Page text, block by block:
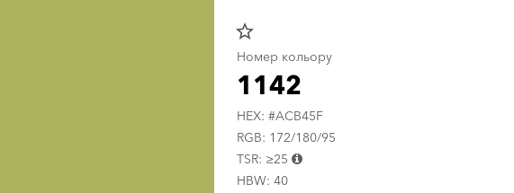
star_border
Номер кольору
1142
HEX: #ACB45F
RGB: 172/180/95
TSR: ≥25
HBW: 40